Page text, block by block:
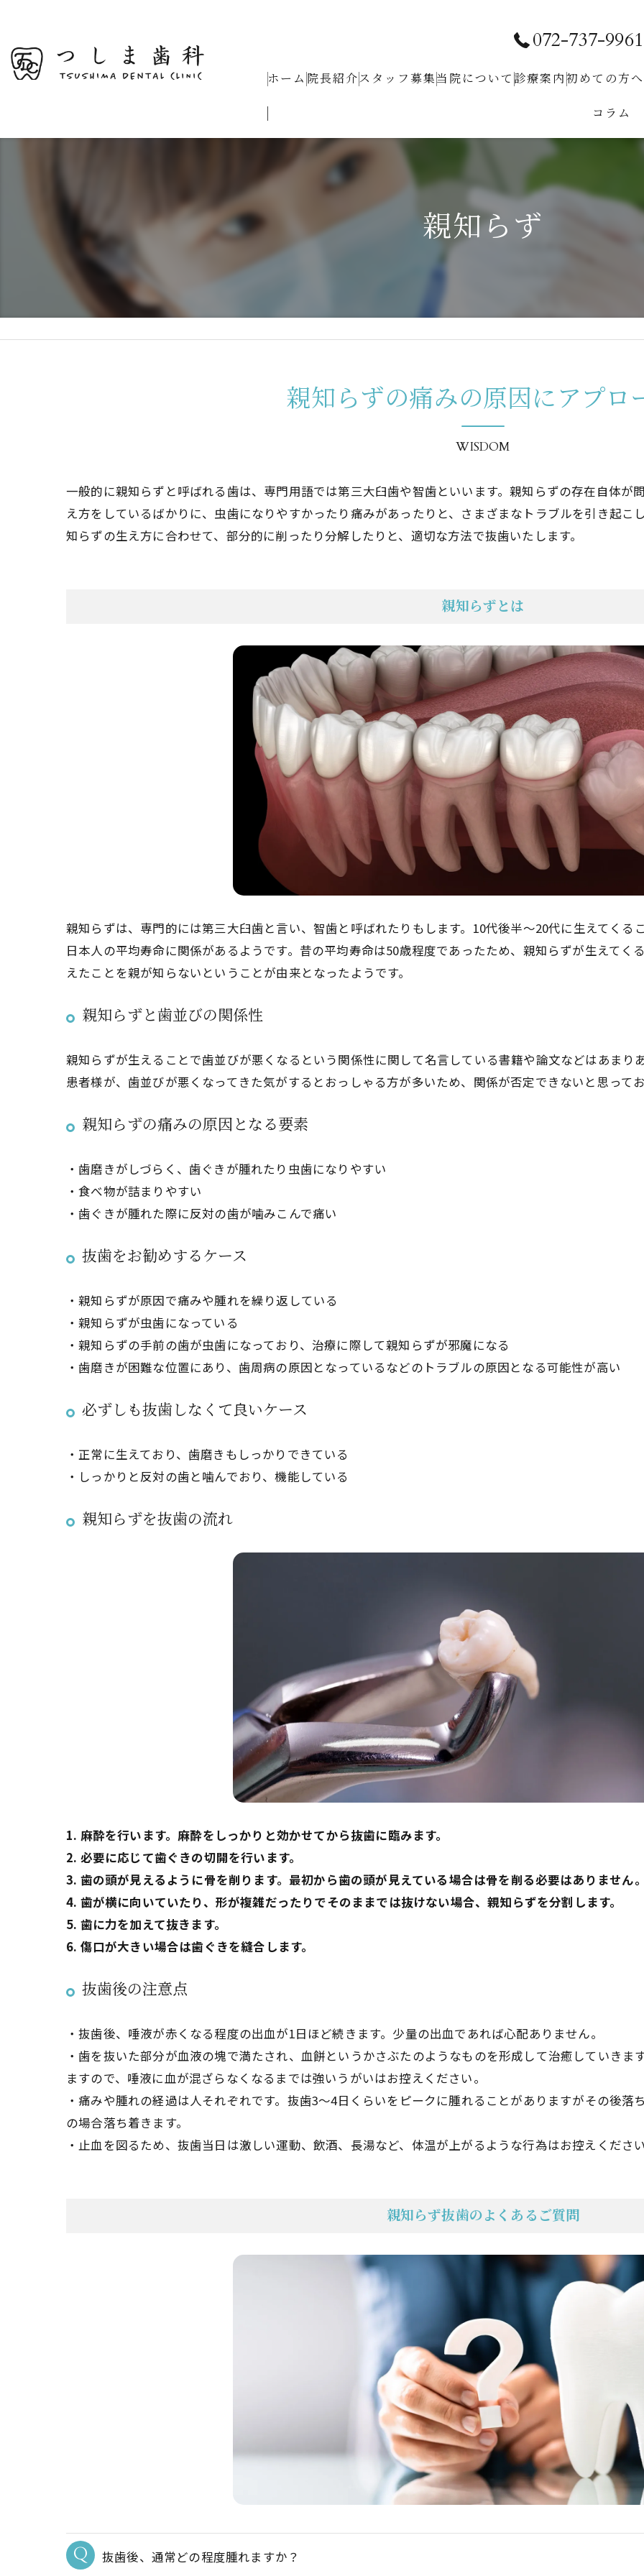
072-737-9961
ホーム 院長紹介スタッフ募集当院について 診療案内
ホワイトニング
⼩児⻭科
⾍⻭治療
親知らず
噛み合わせ
初めての⽅へ
コラム
親知らず
親知らずの痛みの原因にアプロ
WISDOM
一般的に親知らずと呼ばれる歯は、専門用語では第三大臼歯や智歯といいます。親知らずの存在自体が
え方をしているばかりに、虫歯になりやすかったり痛みがあったりと、さまざまなトラブルを引き起こ
知らずの生え方に合わせて、部分的に削ったり分解したりと、適切な方法で抜歯いたします。
親知らずとは
親知らずは、専門的には第三大臼歯と言い、智歯と呼ばれたりもします。10代後半～20代に生えてくる
日本人の平均寿命に関係があるようです。昔の平均寿命は50歳程度であったため、親知らずが生えてく
えたことを親が知らないということが由来となったようです。
親知らずと歯並びの関係性
親知らずが生えることで歯並びが悪くなるという関係性に関して名言している書籍や論文などはあま
患者様が、歯並びが悪くなってきた気がするとおっしゃる方が多いため、関係が否定できないと思って
親知らずの痛みの原因となる要素
・歯磨きがしづらく、歯ぐきが腫れたり虫歯になりやすい
・食べ物が詰まりやすい
・歯ぐきが腫れた際に反対の歯が噛みこんで痛い
抜歯をお勧めするケース
・親知らずが原因で痛みや腫れを繰り返している
・親知らずが虫歯になっている
・親知らずの手前の歯が虫歯になっており、治療に際して親知らずが邪魔になる
・歯磨きが困難な位置にあり、歯周病の原因となっているなどのトラブルの原因となる可能性が高い
必ずしも抜歯しなくて良いケース
・正常に生えており、歯磨きもしっかりできている
・しっかりと反対の歯と噛んでおり、機能している
親知らずを抜歯の流れ
1. 麻酔を行います。麻酔をしっかりと効かせてから抜歯に臨みます。
2. 必要に応じて歯ぐきの切開を行います。
3. 歯の頭が見えるように骨を削ります。最初から歯の頭が見えている場合は骨を削る必要はありません
4. 歯が横に向いていたり、形が複雑だったりでそのままでは抜けない場合、親知らずを分割します。
5. 歯に力を加えて抜きます。
6. 傷口が大きい場合は歯ぐきを縫合します。
抜歯後の注意点
・抜歯後、唾液が赤くなる程度の出血が1日ほど続きます。少量の出血であれば心配ありません。
・歯を抜いた部分が血液の塊で満たされ、血餅というかさぶたのようなものを形成して治癒していき
ますので、唾液に血が混ざらなくなるまでは強いうがいはお控えください。
・痛みや腫れの経過は人それぞれです。抜歯3～4日くらいをピークに腫れることがありますがその後落
の場合落ち着きます。
・止血を図るため、抜歯当日は激しい運動、飲酒、長湯など、体温が上がるような行為はお控えくださ
親知らず抜歯のよくあるご質問
抜歯後、通常どの程度腫れますか？